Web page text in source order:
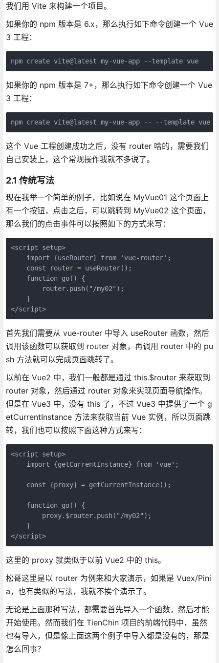
我们用 Vite 来构建一个项目。
如果你的 npm 版本是 6.x，那么执行如下命令创建一个 Vue
3 工程：
npm create vite@latest my-vue-app --template vue
如果你的 npm 版本是 7+，那么执行如下命令创建一个 Vue
3 工程：
npm create vite@latest my-vue-app -- --template vue
这个 Vue 工程创建成功之后，没有 router 啥的，需要我们
自己安装上，这个常规操作我就不多说了。
2.1 传统写法
现在我举一个简单的例子，比如说在 MyVue01 这个页面上
有一个按钮，点击之后，可以跳转到 MyVue02 这个页面，
那么我们的点击事件可以按照如下的方式来写：
<script setup>
    import {useRouter} from 'vue-router';
    const router = useRouter();
    function go() {
        router.push("/my02");
    }
</script>
首先我们需要从 vue-router 中导入 useRouter 函数，然后
调用该函数可以获取到 router 对象，再调用 router 中的 pu
sh 方法就可以完成页面跳转了。
以前在 Vue2 中，我们一般都是通过 this.$router 来获取到
router 对象，然后通过 router 对象来实现页面导航操作。
但是在 Vue3 中，没有 this 了，不过 Vue3 中提供了一个 g
etCurrentInstance 方法来获取当前 Vue 实例，所以页面跳
转，我们也可以按照下面这种方式来写：
<script setup>
    import {getCurrentInstance} from 'vue';
    const {proxy} = getCurrentInstance();
    function go() {
        proxy.$router.push("/my02");
    }
</script>
这里的 proxy 就类似于以前 Vue2 中的 this。
松哥这里是以 router 为例来和大家演示，如果是 Vuex/Pini
a，也有类似的写法，我就不挨个演示了。
无论是上面那种写法，都需要首先导入一个函数，然后才能
开始使用。然而我们在 TienChin 项目的前端代码中，虽然
也有导入，但是像上面这两个例子中导入都是没有的，那是
怎么回事？